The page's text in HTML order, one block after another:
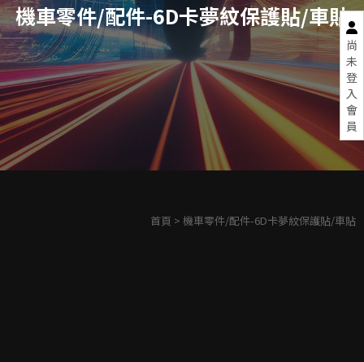
尚
未
登
入
會
員
機車零件/配件-6D卡夢紋保護貼/車貼
首頁 > 機車零件/配件-6D卡夢紋保護貼/車貼